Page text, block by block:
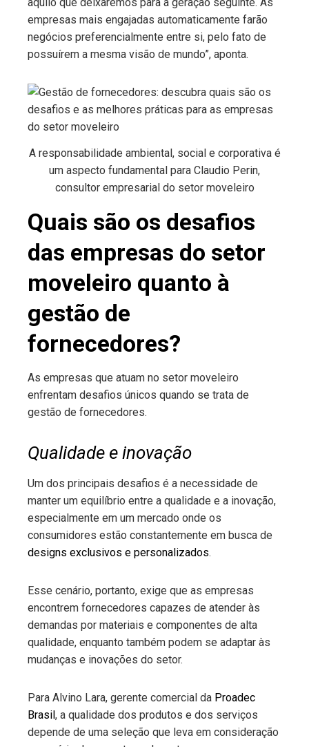
empresas mais engajadas automaticamente farão
negócios preferencialmente entre si, pelo fato de
possuírem a mesma visão de mundo”, aponta.
A responsabilidade ambiental, social e corporativa é
um aspecto fundamental para Claudio Perin,
consultor empresarial do setor moveleiro
Quais são os desafios
das empresas do setor
moveleiro quanto à
gestão de
fornecedores?
As empresas que atuam no setor moveleiro
enfrentam desafios únicos quando se trata de
gestão de fornecedores.
Qualidade e inovação
Um dos principais desafios é a necessidade de
manter um equilíbrio entre a qualidade e a inovação,
especialmente em um mercado onde os
consumidores estão constantemente em busca de
designs exclusivos e personalizados.
Esse cenário, portanto, exige que as empresas
encontrem fornecedores capazes de atender às
demandas por materiais e componentes de alta
qualidade, enquanto também podem se adaptar às
mudanças e inovações do setor.
Para Alvino Lara, gerente comercial da Proadec
Brasil, a qualidade dos produtos e dos serviços
depende de uma seleção que leva em consideração